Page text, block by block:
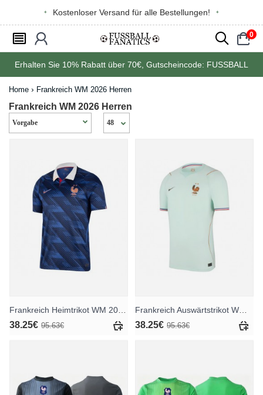
Kostenloser Versand für alle Bestellungen!
󰂩 󰃳 󰂨 0
󰃠
Erhalten Sie 10% Rabatt über 70€ , Gutscheincode: FUSSBALL
Home Frankreich WM 2026 Herren
Frankreich WM 2026 Herren
38.25€ 95.63€ 38.25€ 95.63€